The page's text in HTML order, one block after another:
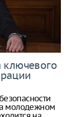
ключевого
молодежном